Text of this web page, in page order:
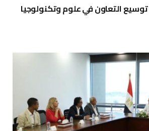
توسيع التعاون في علوم وتكنولوجيا